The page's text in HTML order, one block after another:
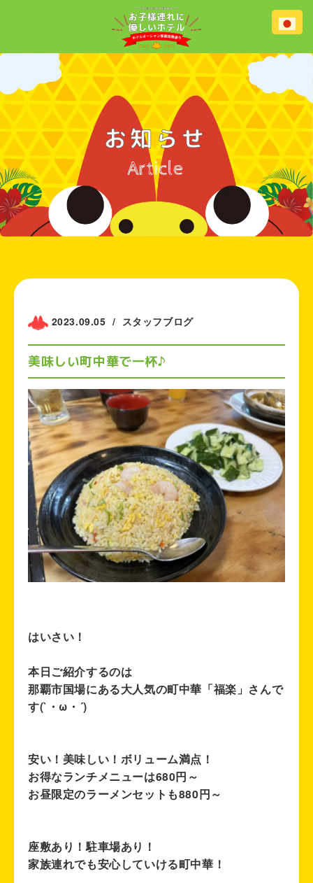
2023.09.05 / スタッフブログ
美味しい町中華で一杯♪
はいさい！
本日ご紹介するのは
那覇市国場にある大人気の町中華「福楽」さんで
す(`・ω・´)
安い！美味しい！ボリューム満点！
お得なランチメニューは680円～
お昼限定のラーメンセットも880円～
座敷あり！駐車場あり！
家族連れでも安心していける町中華！